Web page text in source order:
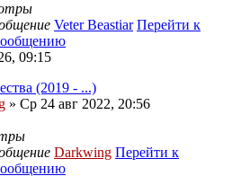
Veter Beastiar Перейти к
09:15
(2019 - ...)
» Ср 24 авг 2022, 20:56
Darkwing Перейти к